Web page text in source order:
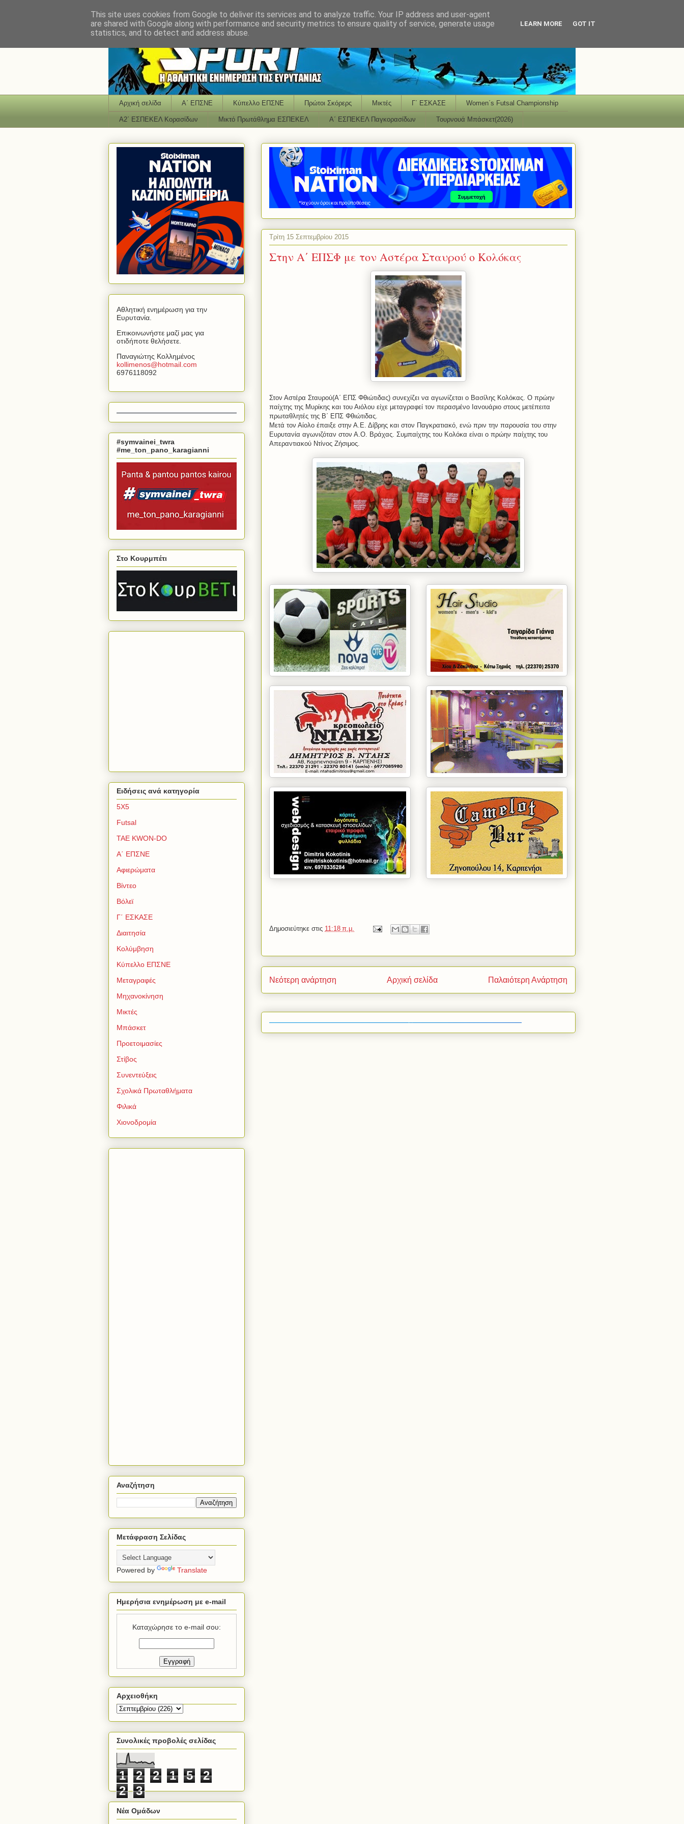
Αρχική σελίδα Α΄ ΕΠΣΝΕ Κύπελλο ΕΠΣΝΕ Πρώτοι Σκόρερς Μικτές Γ΄ ΕΣΚΑΣΕ Women΄s Futsal Championship
Α2΄ ΕΣΠΕΚΕΛ Κορασίδων Μικτό Πρωτάθλημα ΕΣΠΕΚΕΛ Α΄ ΕΣΠΕΚΕΛ Παγκορασίδων Τουρνουά Μπάσκετ(2026)
Τρίτη 15 Σεπτεμβρίου 2015
Στην Α΄ ΕΠΣΦ με τον Αστέρα Σταυρού ο Κολόκας
Στον Αστέρα Σταυρού(A΄ ΕΠΣ Φθιώτιδας) συνεχίζει να αγωνίζεται ο Βασίλης Κολόκας. Ο πρώην
παίχτης της Μυρίκης και του Αιόλου είχε μεταγραφεί τον περασμένο Ιανουάριο στους μετέπειτα
πρωταθλητές της Β΄ ΕΠΣ Φθιώτιδας.
Μετά τον Αίολο έπαιξε στην Α.Ε. Δίβρης και στον Παγκρατιακό, ενώ πριν την παρουσία του στην
Ευρυτανία αγωνιζόταν στον Α.Ο. Βράχας. Συμπαίχτης του Κολόκα είναι ο πρώην παίχτης του
Απεραντιακού Ντίνος Ζήσιμος.
Δημοσιεύτηκε στις 11:18 π.μ.
Νεότερη ανάρτηση Παλαιότερη Ανάρτηση
Αρχική σελίδα
Αθλητική ενημέρωση για την
Ευρυτανία.
Επικοινωνήστε μαζί μας για
οτιδήποτε θελήσετε.
Παναγιώτης Κολλημένος
kollimenos@hotmail com
6976118092
#symvainei_twra
#me_ton_pano_karagianni
Στο Κουρμπέτι
Ειδήσεις ανά κατηγορία
5Χ5
Futsal
TAE KWON-DO
Α΄ ΕΠΣΝΕ
Αφιερώματα
Βίντεο
Βόλεϊ
Γ΄ ΕΣΚΑΣΕ
Διαιτησία
Κολύμβηση
Κύπελλο ΕΠΣΝΕ
Μεταγραφές
Μηχανοκίνηση
Μικτές
Μπάσκετ
Προετοιμασίες
Στίβος
Συνεντεύξεις
Σχολικά Πρωταθλήματα
Φιλικά
Χιονοδρομία
Αναζήτηση
Μετάφραση Σελίδας
Powered by Translate
Ημερήσια ενημέρωση με e-mail
Καταχώρησε το e-mail σου:
Αρχειοθήκη
Συνολικές προβολές σελίδας
1 2 2 1 5
2
2
3
Νέα Ομάδων
This site uses cookies from Google to deliver its services and to analyze traffic. Your IP address and user-agent
are shared with Google along with performance and security metrics to ensure quality of service, generate usage
statistics, and to detect and address abuse.
LEARN MORE GOT IT